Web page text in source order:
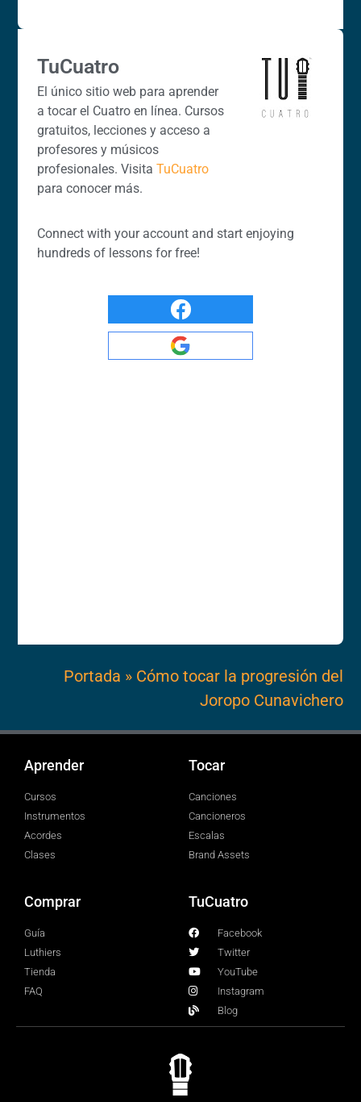
TuCuatro
El único sitio web para aprender
a tocar el Cuatro en línea. Cursos
gratuitos, lecciones y acceso a
profesores y músicos
profesionales. Visita TuCuatro
para conocer más.
Connect with your account and start enjoying
hundreds of lessons for free!
Portada » Cómo tocar la progresión del
Joropo Cunavichero
Aprender
Cursos
Instrumentos
Acordes
Clases
Tocar
Canciones
Cancioneros
Escalas
Brand Assets
Comprar
Guía
Luthiers
Tienda
FAQ
TuCuatro
Facebook
Twitter
YouTube
Instagram
Blog